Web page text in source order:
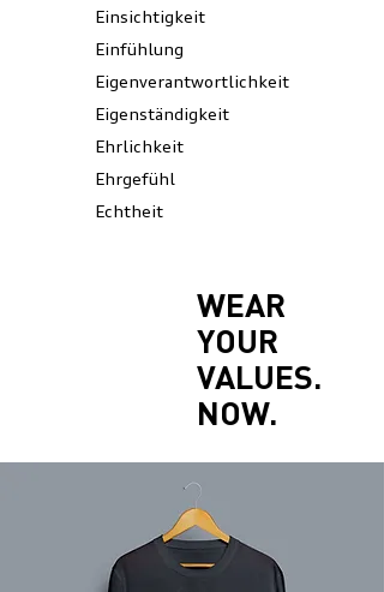
Einsichtigkeit
Einfühlung
Eigenverantwortlichkeit
Eigenständigkeit
Ehrlichkeit
Ehrgefühl
Echtheit
WEAR
YOUR
VALUES.
NOW.